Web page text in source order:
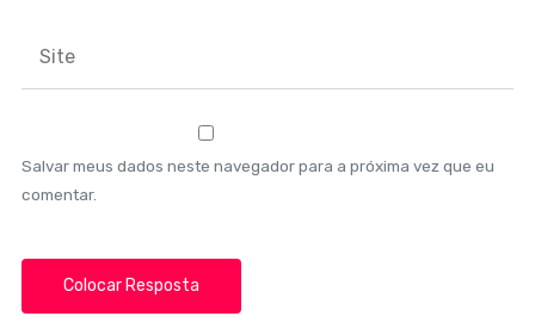
Salvar meus dados neste navegador para a próxima vez que eu
comentar.